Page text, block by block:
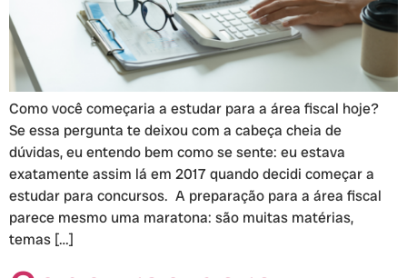
Como você começaria a estudar para a área fiscal hoje?
Se essa pergunta te deixou com a cabeça cheia de
dúvidas, eu entendo bem como se sente: eu estava
exatamente assim lá em 2017 quando decidi começar a
estudar para concursos. A preparação para a área fiscal
parece mesmo uma maratona: são muitas matérias,
temas […]